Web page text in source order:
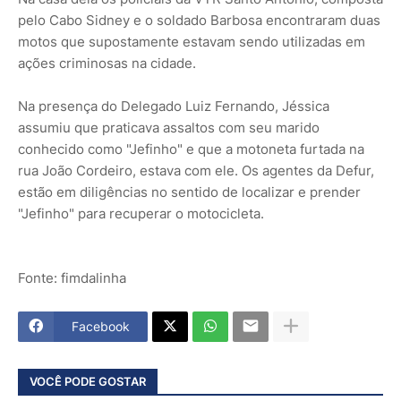
pelo Cabo Sidney e o soldado Barbosa encontraram duas
motos que supostamente estavam sendo utilizadas em
ações criminosas na cidade.
Na presença do Delegado Luiz Fernando, Jéssica
assumiu que praticava assaltos com seu marido
conhecido como "Jefinho" e que a motoneta furtada na
rua João Cordeiro, estava com ele. Os agentes da Defur,
estão em diligências no sentido de localizar e prender
"Jefinho" para recuperar o motocicleta.
Fonte: fimdalinha
Facebook
VOCÊ PODE GOSTAR